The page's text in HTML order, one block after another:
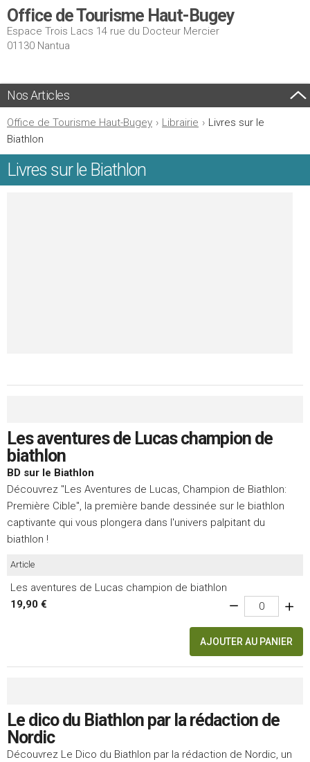
Office de Tourisme Haut-Bugey
Espace Trois Lacs 14 rue du Docteur Mercier
01130 Nantua
Nos Articles
Office de Tourisme Haut-Bugey › Librairie › Livres sur le
Biathlon
Livres sur le Biathlon
Les aventures de Lucas champion de
biathlon
BD sur le Biathlon
Découvrez "Les Aventures de Lucas, Champion de Biathlon:
Première Cible", la première bande dessinée sur le biathlon
captivante qui vous plongera dans l'univers palpitant du
biathlon !
Article
Les aventures de Lucas champion de biathlon
19,90 €
AJOUTER AU PANIER
Le dico du Biathlon par la rédaction de
Nordic
Découvrez Le Dico du Biathlon par la rédaction de Nordic, un